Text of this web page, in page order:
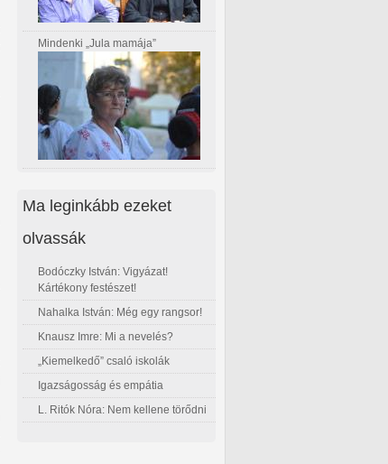
Mindenki „Jula mamája”
Ma leginkább ezeket
olvassák
Bodóczky István: Vigyázat!
Kártékony festészet!
Nahalka István: Még egy rangsor!
Knausz Imre: Mi a nevelés?
„Kiemelkedő” csaló iskolák
Igazságosság és empátia
L. Ritók Nóra: Nem kellene törődni